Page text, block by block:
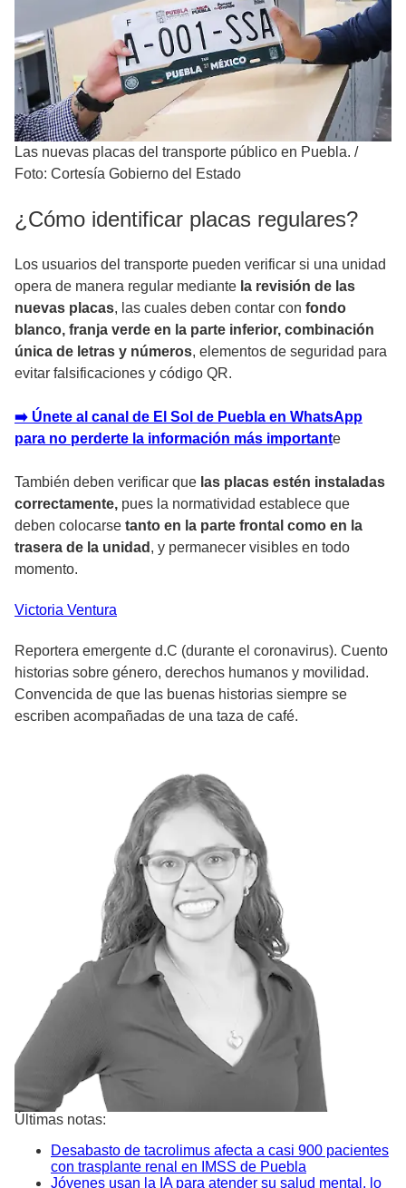
Las nuevas placas del transporte público en Puebla. /
Foto: Cortesía Gobierno del Estado
¿Cómo identificar placas regulares?
Los usuarios del transporte pueden verificar si una unidad
opera de manera regular mediante la revisión de las
nuevas placas, las cuales deben contar con fondo
blanco, franja verde en la parte inferior, combinación
única de letras y números, elementos de seguridad para
evitar falsificaciones y código QR.
➡️ Únete al canal de El Sol de Puebla en WhatsApp
para no perderte la información más importante
También deben verificar que las placas estén instaladas
correctamente, pues la normatividad establece que
deben colocarse tanto en la parte frontal como en la
trasera de la unidad , y permanecer visibles en todo
momento.
Victoria Ventura
Reportera emergente d.C (durante el coronavirus). Cuento
historias sobre género, derechos humanos y movilidad.
Convencida de que las buenas historias siempre se
escriben acompañadas de una taza de café.
Últimas notas:
Desabasto de tacrolimus afecta a casi 900 pacientes
con trasplante renal en IMSS de Puebla
Jóvenes usan la IA para atender su salud mental, lo